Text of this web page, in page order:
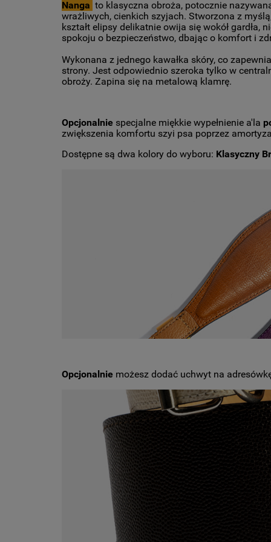
Nanga to klasyczna obroża, potocznie
wrażliwych, cienkich szyjach. Stworzona z
kształt elipsy delikatnie owija się wokół
spokoju o bezpieczeństwo, dbając o komfort i
Wykonana z jednego kawałka skóry, co
strony. Jest odpowiednio szeroka tylko w
obroży. Zapina się na metalową klamrę.
Opcjonalnie specjalne miękkie wypełnienie a'la
zwiększenia komfortu szyi psa poprzez
Dostępne są dwa kolory do wyboru: Klasyczny
Opcjonalnie możesz dodać uchwyt na